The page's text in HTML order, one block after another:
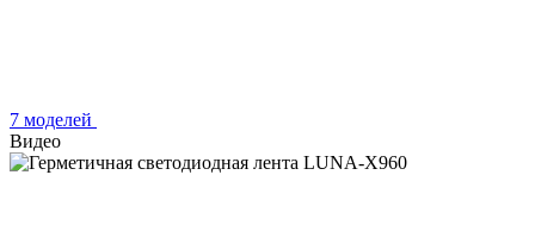
7 моделей
Видео